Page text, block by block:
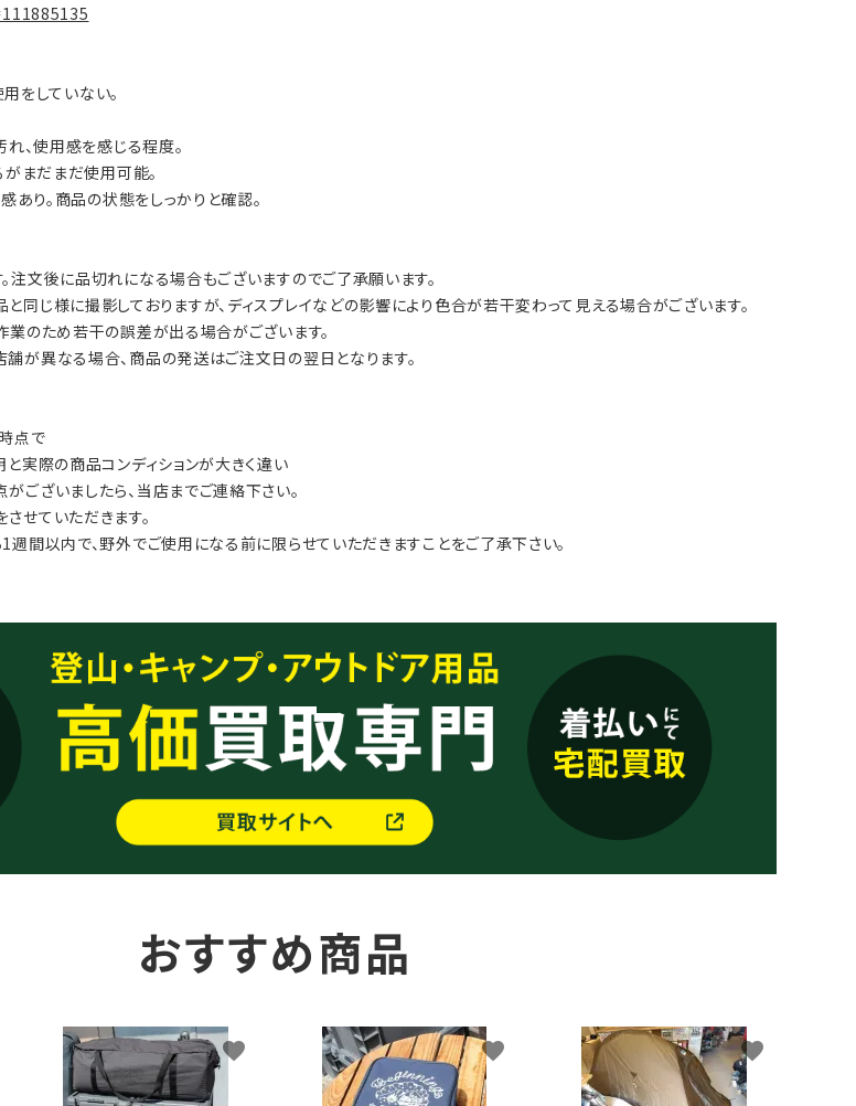
をしていない。
れ、使用感を感じる程度。
がまだまだ使用可能。
あり。商品の状態をしっかりと確認。
注文後に品切れになる場合もございますのでご了承願います。
じ様に撮影しておりますが、ディスプレイなどの影響により色合が若干変わって見える場合がございます。
業のため若干の誤差が出る場合がございます。
が異なる場合、商品の発送はご注文日の翌日となります。
点で
実際の商品コンディションが大きく違い
ございましたら、当店までご連絡下さい。
せていただきます。
間以内で、野外でご使用になる前に限らせていただきますことをご了承下さい。
おすすめ商品
favorite favorite favorite